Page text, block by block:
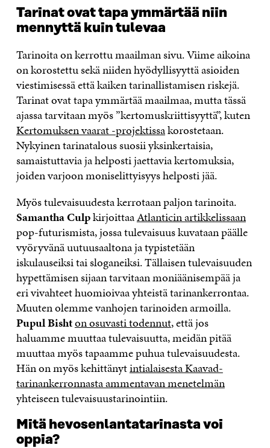
Tarinat ovat tapa ymmärtää niin
mennyttä kuin tulevaa
Tarinoita on kerrottu maailman sivu. Viime aikoina
on korostettu sekä niiden hyödyllisyyttä asioiden
viestimisessä että kaiken tarinallistamisen riskejä.
Tarinat ovat tapa ymmärtää maailmaa, mutta tässä
ajassa tarvitaan myös ”kertomuskriittisyyttä”, kuten
Kertomuksen vaarat -projektissakorostetaan.
Nykyinen tarinatalous suosii yksinkertaisia,
samaistuttavia ja helposti jaettavia kertomuksia,
joiden varjoon moniselittyisyys helposti jää.
Myös tulevaisuudesta kerrotaan paljon tarinoita.
Samantha CulpkirjoittaaAtlanticin artikkelissaan
pop-futurismista, jossa tulevaisuus kuvataan päälle
vyöryvänä uutuusaaltona ja typistetään
iskulauseiksi tai sloganeiksi. Tällaisen tulevaisuuden
hypettämisen sijaan tarvitaan moniäänisempää ja
eri vivahteet huomioivaa yhteistä tarinankerrontaa.
Muuten olemme vanhojen tarinoiden armoilla.
Pupul Bishton osuvasti todennut, että jos
haluamme muuttaa tulevaisuutta, meidän pitää
muuttaa myös tapaamme puhua tulevaisuudesta.
Hän on myös kehittänytintialaisesta Kaavad-
tarinankerronnasta ammentavan menetelmän
yhteiseen tulevaisuustarinointiin.
Mitä hevosenlantatarinasta voi
oppia?